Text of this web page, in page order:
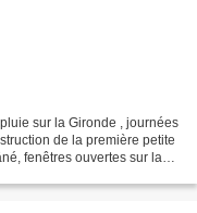
sur la Gironde , journées
de la première petite
fenêtres ouvertes sur la